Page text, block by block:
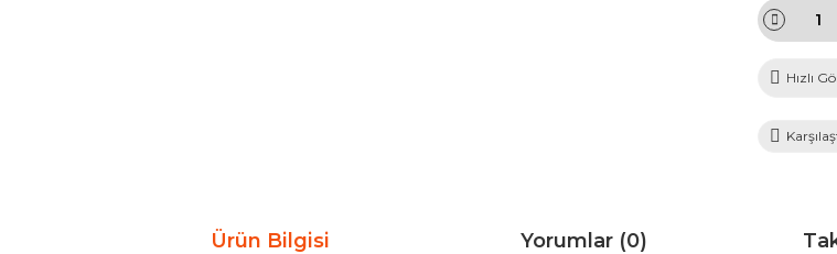
Hızlı
Ürün Bilgisi Yorumlar (0)